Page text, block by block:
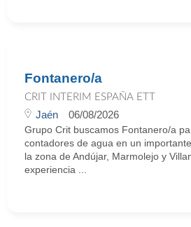
Fontanero/a
CRIT INTERIM ESPAÑA ETT
Jaén 06/08/2026
Grupo Crit buscamos Fontanero/a
contadores de agua en un
la zona de Andújar, Marmolejo y
experiencia ...